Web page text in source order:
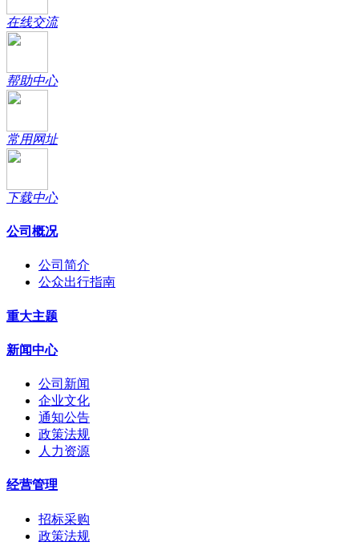
在线交流
帮助中心
常用网址
下载中心
公司概况
公司简介
公众出行指南
重大主题
新闻中心
公司新闻
企业文化
通知公告
政策法规
人力资源
经营管理
招标采购
政策法规